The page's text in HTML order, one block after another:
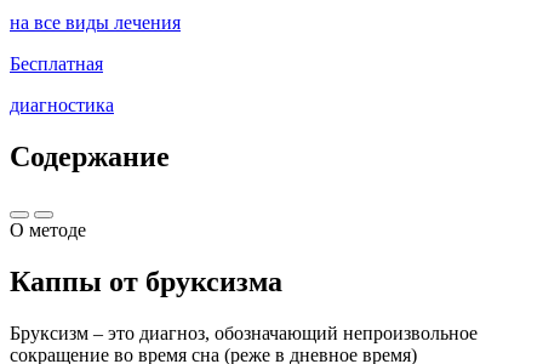
на все виды лечения
Бесплатная
диагностика
Содержание
О методе
Каппы от бруксизма
Бруксизм – это диагноз, обозначающий непроизвольное
сокращение во время сна (реже в дневное время)